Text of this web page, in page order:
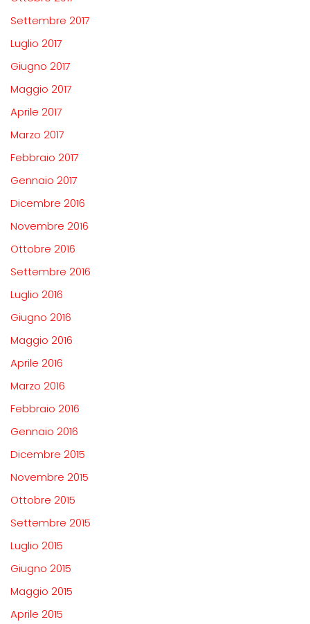
Settembre 2017
Luglio 2017
Giugno 2017
Maggio 2017
Aprile 2017
Marzo 2017
Febbraio 2017
Gennaio 2017
Dicembre 2016
Novembre 2016
Ottobre 2016
Settembre 2016
Luglio 2016
Giugno 2016
Maggio 2016
Aprile 2016
Marzo 2016
Febbraio 2016
Gennaio 2016
Dicembre 2015
Novembre 2015
Ottobre 2015
Settembre 2015
Luglio 2015
Giugno 2015
Maggio 2015
Aprile 2015